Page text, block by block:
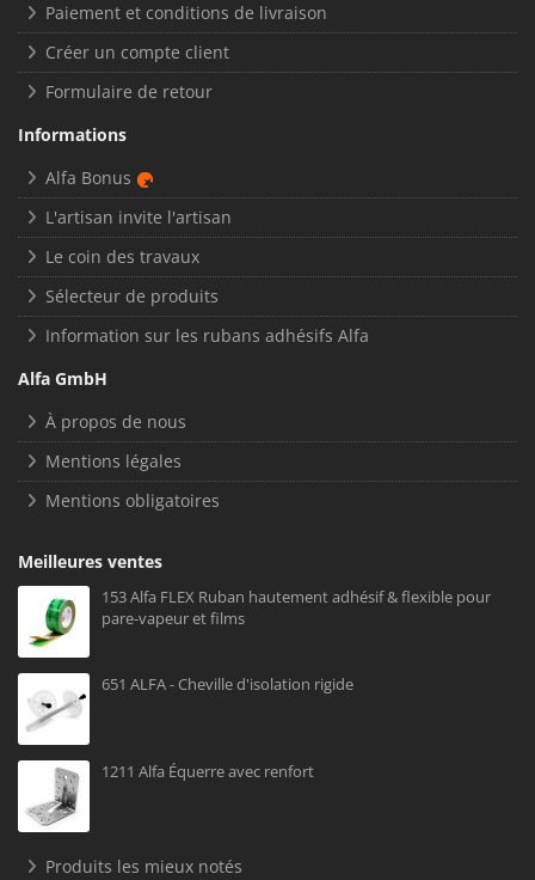
Paiement et conditions de livraison
Créer un compte client
Formulaire de retour
Informations
Alfa Bonus
L'artisan invite l'artisan
Le coin des travaux
Sélecteur de produits
Information sur les rubans adhésifs Alfa
Alfa GmbH
À propos de nous
Mentions légales
Mentions obligatoires
Meilleures ventes
153 Alfa FLEX Ruban hautement adhésif & flexible pour
pare-vapeur et films
651 ALFA - Cheville d'isolation rigide
1211 Alfa Équerre avec renfort
Produits les mieux notés